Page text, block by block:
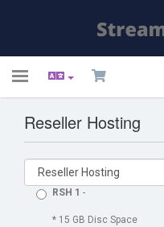
Toggle
Espace client
Actualités
Base de connaissances
Reseller Hosting
RSH 1 -
* 15 GB Disc Space